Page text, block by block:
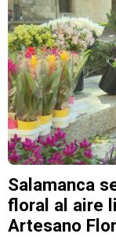
Salamanca
floral al aire
Artesano